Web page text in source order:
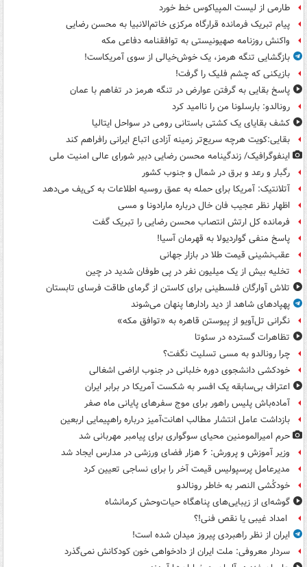
طارمی از لیست المپیاکوس خط خورد
پیام تبریک فرمانده قرارگاه مرکزی خاتم‌الانبیا به محسن رضایی
واکنش روزنامه صهیونیستی به توافقنامه دفاعی مکه
بازگشایی تنگه هرمز، یک خوش‌خیالی از سوی آمریکاست!
بازیکنی که چشم فلیک را گرفت!
پاسخ بقایی به گرفتن عوارض در تنگه هرمز در تفاهم با عمان
رونالدو: بارسلونا من را ناامید کرد
کشف بقایای یک کشتی باستانی رومی در سواحل ایتالیا
بقایی:کویت هرچه سریع‌تر زمینه آزادی اتباع ایرانی رافراهم کند
اینفوگرافیک/ زندگینامه محسن رضایی دبیر شورای عالی امنیت‌ ملی
رگبار و رعد و برق در شمال و جنوب کشور
آتلانتیک: آمریکا برای حمله به عمق روسیه اطلاعات به کی‌یف می‌دهد
اظهار نظر عجیب فان خال درباره مارادونا و مسی
فرمانده کل ارتش انتصاب محسن رضایی را تبریک گفت
پاسخ منفی گواردیولا به قهرمان آسیا!
عقب‌نشینی قیمت طلا در بازار جهانی
تخلیه بیش از یک میلیون نفر در پی طوفان شدید در چین
تلاش آوارگان فلسطینی برای کاستن از گرمای طاقت فرسای تابستان
پهپادهای شاهد از دید رادارها پنهان می‌شوند
نگرانی تل‌آویو از پیوستن قاهره به «توافق مکه»
تظاهرات گسترده در سئوتا
چرا رونالدو به مسی تسلیت نگفت؟
خودکشی دانشجوی دوره خلبانی در جنوب اراضی اشغالی
اعتراف بی‌سابقه یک افسر به شکست آمریکا در برابر ایران
آماده‌باش پلیس راهور برای موج سفرهای پایانی ماه صفر
بازداشت عامل انتشار مطالب اهانت‌آمیز درباره راهپیمایی اربعین
حرم امیرالمومنین محیای سوگواری برای پیامبر مهربانی شد
وزیر آموزش و پرورش: ۶ هزار فضای ورزشی در مدارس ایجاد شد
مدیرعامل پرسپولیس قیمت آخر را برای نساجی تعیین کرد
خودکُشی النصر به خاطر رونالدو
گوشه‌ای از زیبایی‌های پناهگاه‌ حیات‌وحش کرمانشاه
امداد غیبی یا نقص فنی!؟
ایران از نظر راهبردی پیروز میدان شده است!
سردار معروفی: ملت ایران از دادخواهی خون کودکانش نمی‌گذرد